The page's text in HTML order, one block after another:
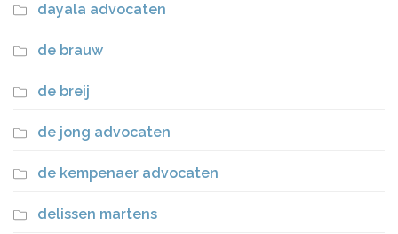
dayala advocaten
de brauw
de breij
de jong advocaten
de kempenaer advocaten
delissen martens